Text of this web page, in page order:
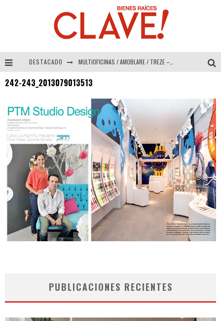
DESTACADO MULTIOFICINAS / AMOBLARE / TREZE – Especial Interiorismo & Decoración 2026
242-243_2013079013513
PUBLICACIONES RECIENTES